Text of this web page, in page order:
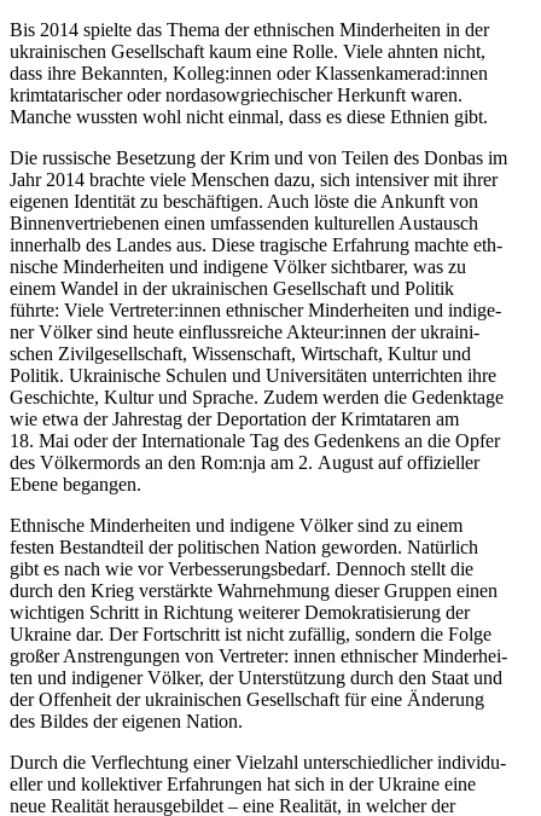
Bis 2014 spielte das Thema der eth­ni­schen Min­der­hei­ten in der
ukrai­ni­schen Gesell­schaft kaum eine Rolle. Viele ahnten nicht,
dass ihre Bekann­ten, Kolleg:innen oder Klassenkamerad:innen
krim­ta­ta­ri­scher oder nord­a­sow­grie­chi­scher Her­kunft waren.
Manche wussten wohl nicht einmal, dass es diese Ethnien gibt.
Die rus­si­sche Beset­zung der Krim und von Teilen des Donbas im
Jahr 2014 brachte viele Men­schen dazu, sich inten­si­ver mit ihrer
eigenen Iden­ti­tät zu beschäf­ti­gen. Auch löste die Ankunft von
Bin­nen­ver­trie­be­nen einen umfas­sen­den kul­tu­rel­len Aus­tausch
inner­halb des Landes aus. Diese tra­gi­sche Erfah­rung machte eth­
ni­sche Min­der­hei­ten und indi­gene Völker sicht­ba­rer, was zu
einem Wandel in der ukrai­ni­schen Gesell­schaft und Politik
führte: Viele Vertreter:innen eth­ni­scher Min­der­hei­ten und indi­ge­
ner Völker sind heute ein­fluss­rei­che Akteur:innen der ukrai­ni­
schen Zivil­ge­sell­schaft, Wis­sen­schaft, Wirt­schaft, Kultur und
Politik. Ukrai­ni­sche Schulen und Uni­ver­si­tä­ten unter­rich­ten ihre
Geschichte, Kultur und Sprache. Zudem werden die Gedenk­tage
wie etwa der Jah­res­tag der Depor­ta­tion der Krim­ta­ta­ren am
18. Mai oder der Inter­na­tio­nale Tag des Geden­kens an die Opfer
des Völ­ker­mords an den Rom:nja am 2. August auf offi­zi­el­ler
Ebene begangen.
Eth­ni­sche Min­der­hei­ten und indi­gene Völker sind zu einem
festen Bestand­teil der poli­ti­schen Nation gewor­den. Natür­lich
gibt es nach wie vor Ver­bes­se­rungs­be­darf. Dennoch stellt die
durch den Krieg ver­stärkte Wahr­neh­mung dieser Gruppen einen
wich­ti­gen Schritt in Rich­tung wei­te­rer Demo­kra­ti­sie­rung der
Ukraine dar. Der Fort­schritt ist nicht zufäl­lig, sondern die Folge
großer Anstren­gun­gen von Ver­tre­ter: innen eth­ni­scher Min­der­hei­
ten und indi­ge­ner Völker, der Unter­stüt­zung durch den Staat und
der Offen­heit der ukrai­ni­schen Gesell­schaft für eine Ände­rung
des Bildes der eigenen Nation.
Durch die Ver­flech­tung einer Viel­zahl unter­schied­li­cher indi­vi­du­
el­ler und kol­lek­ti­ver Erfah­run­gen hat sich in der Ukraine eine
neue Rea­li­tät her­aus­ge­bil­det – eine Rea­li­tät, in welcher der